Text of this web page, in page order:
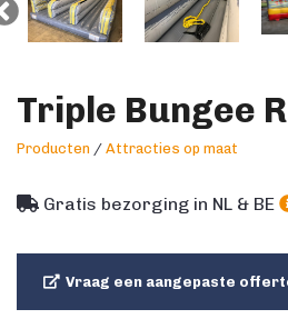
Triple Bungee
Producten / Attracties op maat
Gratis bezorging in NL & BE
Vraag een aangepaste